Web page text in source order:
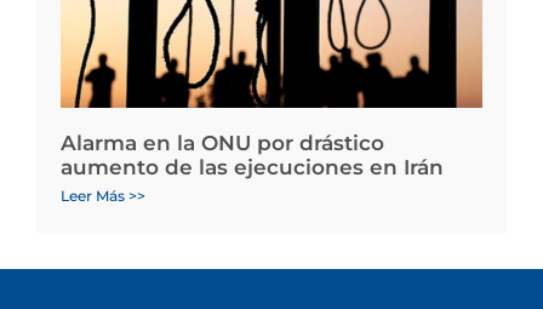
Alarma en la ONU por drástico
aumento de las ejecuciones en Irán
Leer Más >>